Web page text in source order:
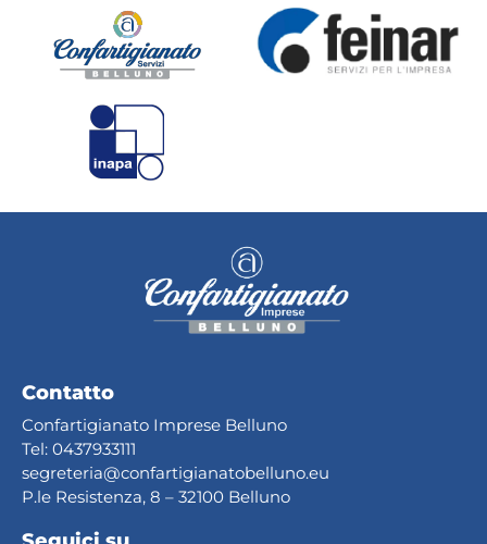
Contatto
Confartigianato Imprese Belluno
Tel: 0437933111
segreteria@confartigianatobelluno.eu
P.le Resistenza, 8 – 32100 Belluno